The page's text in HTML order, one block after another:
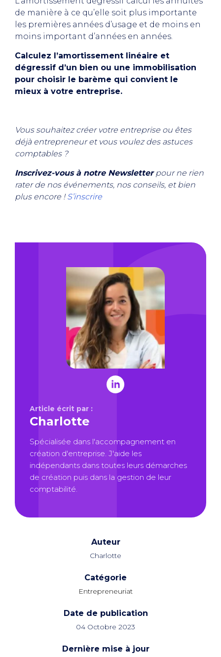
de manière à ce qu’elle soit plus importante
les premières années d’usage et de moins en
moins important d’années en années.
Calculez l’amortissement linéaire et
dégressif d’un bien ou une immobilisation
pour choisir le barème qui convient le
mieux à votre entreprise.
Vous souhaitez créer votre entreprise ou êtes
déjà entrepreneur et vous voulez des astuces
comptables ?
Inscrivez-vous à notre Newsletterpour ne rien
rater de nos événements, nos conseils, et bien
plus encore !S’inscrire
Article écrit par :
Charlotte
Spécialisée dans l'accompagnement en
création d'entreprise. J'aide les
indépendants dans toutes leurs démarches
de création puis dans la gestion de leur
comptabilité.
Auteur
Charlotte
Catégorie
Entrepreneuriat
Date de publication
04 Octobre 2023
Dernière mise à jour